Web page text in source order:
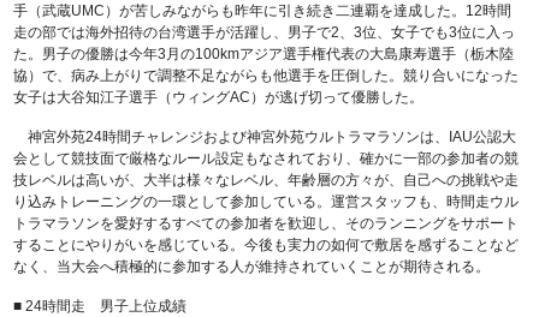
手（武蔵UMC）が苦しみながらも昨年に引き続き二連覇を達成した。12時間
走の部では海外招待の台湾選手が活躍し、男子で2、3位、女子でも3位に入っ
た。男子の優勝は今年3月の100kmアジア選手権代表の大島康寿選手（栃木陸
協）で、病み上がりで調整不足ながらも他選手を圧倒した。競り合いになった
女子は大谷知江子選手（ウィングAC）が逃げ切って優勝した。
神宮外苑24時間チャレンジおよび神宮外苑ウルトラマラソンは、IAU公認大
会として競技面で厳格なルール設定もなされており、確かに一部の参加者の競
技レベルは高いが、大半は様々なレベル、年齢層の方々が、自己への挑戦や走
り込みトレーニングの一環として参加している。運営スタッフも、時間走ウル
トラマラソンを愛好するすべての参加者を歓迎し、そのランニングをサポート
することにやりがいを感じている。今後も実力の如何で敷居を感ずることなど
なく、当大会へ積極的に参加する人が維持されていくことが期待される。
■ 24時間走 男子上位成績